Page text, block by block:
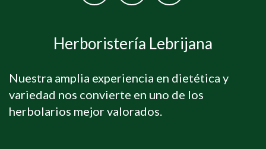
Herboristería Lebrijana
Nuestra amplia experiencia en dietética y
variedad nos convierte en uno de los
herbolarios mejor valorados.